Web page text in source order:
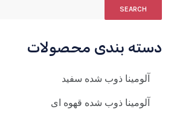
SEARCH
دسته بندی محصولات
آلومینا ذوب شده سفید
آلومینا ذوب شده قهوه ای